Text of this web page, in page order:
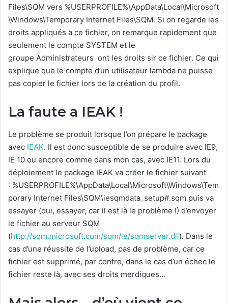
Files\SQM vers %USERPROFILE%\AppData\Local\Microsoft
\Windows\Temporary Internet Files\SQM. Si on regarde les
droits appliqués a ce fichier, on remarque rapidement que
seulement le compte SYSTEM et le
groupe Administrateurs ont les droits sir ce fichier. Ce qui
explique que le compte d’un utilisateur lambda ne puisse
pas copier le fichier lors de la création du profil.
La faute a IEAK !
Le problème se produit lorsque l’on prépare le package
avec IEAK. Il est donc susceptible de se produire avec IE9,
IE 10 ou encore comme dans mon cas, avec IE11. Lors du
déploiement le package IEAK va créer le fichier suivant
: %USERPROFILE%\AppData\Local\Microsoft\Windows\Tem
porary Internet Files\SQM\iesqmdata_setup#.sqm puis va
essayer (oui, essayer, car il est là le problème !) d’envoyer
le fichier au serveur SQM
(http://sqm.microsoft.com/sqm/ie/sqmserver.dll). Dans le
cas d’une réussite de l’upload, pas de problème, car ce
fichier est supprimé, par contre, dans le cas d’un échec le
fichier reste là, avec ses droits merdiques…